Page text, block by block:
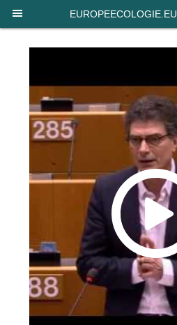
EUROPEECOLOGIE.EU